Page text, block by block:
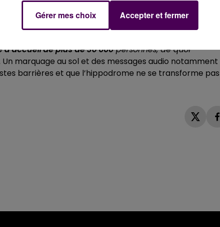
scénarios ont été préparés à l’hippodrome de Craon
courses se déroulent à huis clos et l’autre avec une
est privilégiée par les organisateurs, qui rappellent
de plus de 30 000personnes, de quoi
Un marquage au sol et des messages audio notamment
barrières et que l’hippodrome ne se transforme pas
Gérer mes choix Accepter et fermer